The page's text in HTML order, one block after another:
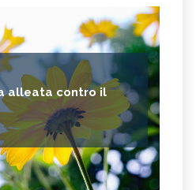
alleata contro il